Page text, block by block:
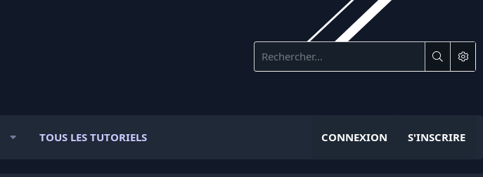
TOUS LES TUTORIELS CONNEXION S'INSCRIRE